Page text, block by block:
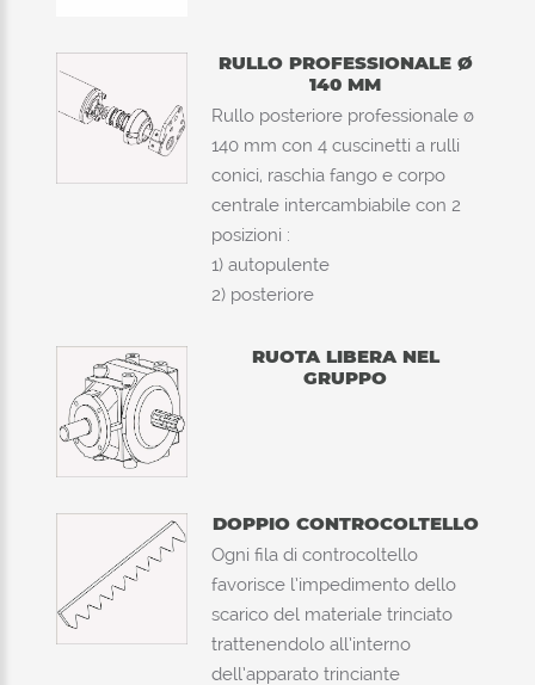
RULLO PROFESSIONALE Ø
140 MM
Rullo posteriore professionale ø
140 mm con 4 cuscinetti a rulli
conici, raschia fango e corpo
centrale intercambiabile con 2
posizioni :
1) autopulente
2) posteriore
RUOTA LIBERA NEL
GRUPPO
DOPPIO CONTROCOLTELLO
Ogni fila di controcoltello
favorisce l’impedimento dello
scarico del materiale trinciato
trattenendolo all’interno
dell’apparato trinciante